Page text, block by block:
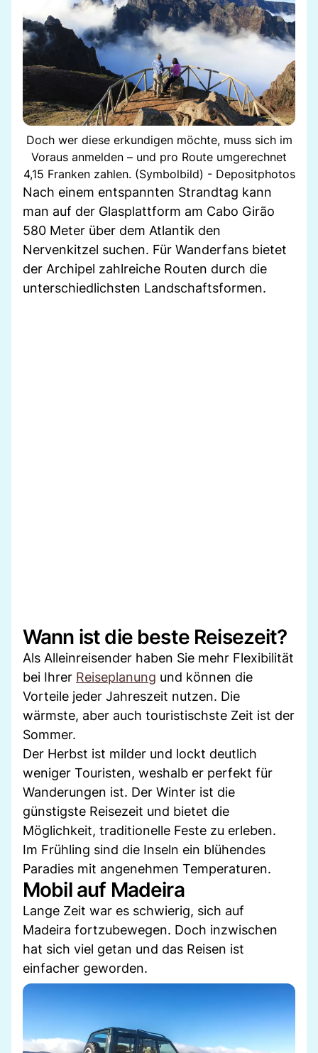
Doch wer diese erkundigen möchte, muss sich im
Voraus anmelden – und pro Route umgerechnet
4,15 Franken zahlen. (Symbolbild) - Depositphotos
Nach einem entspannten Strandtag kann
man auf der Glasplattform am Cabo Girão
580 Meter über dem Atlantik den
Nervenkitzel suchen. Für Wanderfans bietet
der Archipel zahlreiche Routen durch die
unterschiedlichsten Landschaftsformen.
Wann ist die beste Reisezeit?
Als Alleinreisender haben Sie mehr Flexibilität
bei Ihrer Reiseplanung und können die
Vorteile jeder Jahreszeit nutzen. Die
wärmste, aber auch touristischste Zeit ist der
Sommer.
Der Herbst ist milder und lockt deutlich
weniger Touristen, weshalb er perfekt für
Wanderungen ist. Der Winter ist die
günstigste Reisezeit und bietet die
Möglichkeit, traditionelle Feste zu erleben.
Im Frühling sind die Inseln ein blühendes
Paradies mit angenehmen Temperaturen.
Mobil auf Madeira
Lange Zeit war es schwierig, sich auf
Madeira fortzubewegen. Doch inzwischen
hat sich viel getan und das Reisen ist
einfacher geworden.